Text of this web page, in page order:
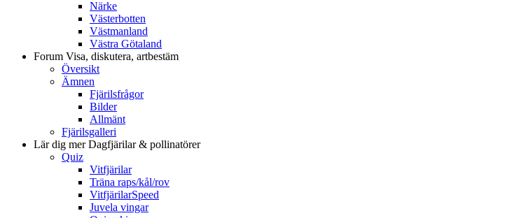
Närke
Västerbotten
Västmanland
Västra Götaland
Forum Visa, diskutera, artbestäm
Översikt
Ämnen
Fjärilsfrågor
Bilder
Allmänt
Fjärilsgalleri
Lär dig merDagfjärilar & pollinatörer
Quiz
Vitfjärilar
Träna raps/kål/rov
VitfjärilarSpeed
Juvela vingar